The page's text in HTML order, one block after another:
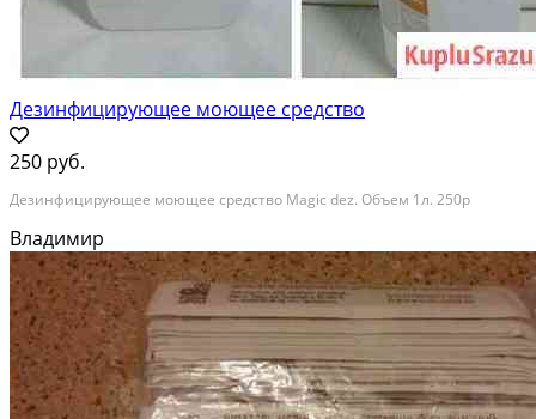
Дезинфицирующее моющее средство
250 руб.
Дезинфицирующее моющее средство Magic dez. Объем 1л. 250р
Владимир